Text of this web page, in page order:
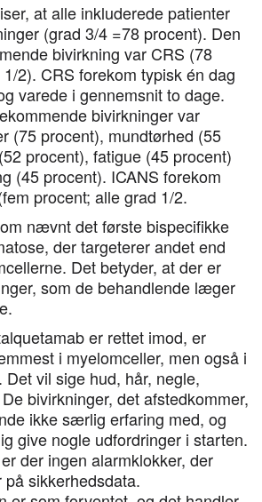
at alle inkluderede patienter
(grad 3/4 =78 procent). Den
bivirkning var CRS (78
2). CRS forekom typisk én dag
varede i gennemsnit to dage.
bivirkninger var
(75 procent), mundtørhed (55
procent), fatigue (45 procent)
(45 procent). ICANS forekom
procent; alle grad 1/2.
nævnt det første bispecifikke
der targeterer andet end
Det betyder, at der er
som de behandlende læger
er rettet imod, er
i myelomceller, men også i
vil sige hud, hår, negle,
bivirkninger, det afstedkommer,
ikke særlig erfaring med, og
give nogle udfordringer i starten.
der ingen alarmklokker, der
sikkerhedsdata.